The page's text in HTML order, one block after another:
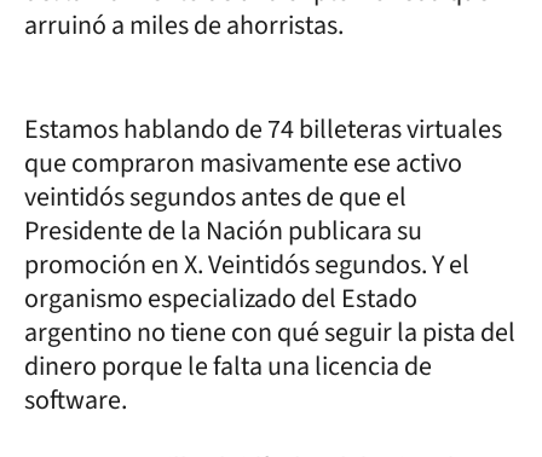
arruinó a miles de ahorristas.
Estamos hablando de 74 billeteras virtuales
que compraron masivamente ese activo
veintidós segundos antes de que el
Presidente de la Nación publicara su
promoción en X. Veintidós segundos. Y el
organismo especializado del Estado
argentino no tiene con qué seguir la pista del
dinero porque le falta una licencia de
software.